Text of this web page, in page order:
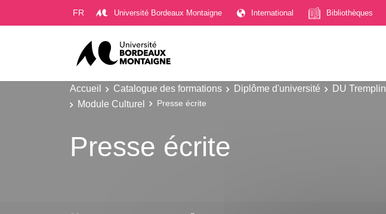
FR Université Bordeaux Montaigne International Bibliothèques
Accueil Catalogue des formations Diplôme d'université DU Tremplin
Module Culturel
Presse écrite
Presse écrite